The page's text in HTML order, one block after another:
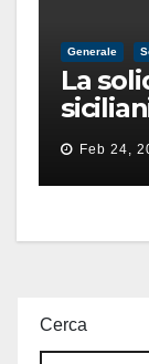
Generale
La
difeso
Feb 24,
Cerca